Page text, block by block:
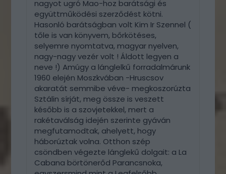
nagyot ugró Mao-hoz barátsági és
együttműködési szerződést kötni.
Hasonló barátságban volt Kim Ir Szennel (
tőle is van könyvem, bőrkötéses,
selyemre nyomtatva, magyar nyelven,
nagy-nagy vezér volt ! Áldott legyen a
neve !) Amúgy a lánglelkű forradalmárunk
1960 elején Moszkvában -Hruscsov
akaratát semmibe véve- megkoszorúzta
Sztálin sírját, meg össze is veszett
később is a szovjetekkel, mert a
rakétaválság idején szerinte gyáván
megfutamodtak, ahelyett, hogy
háborúztak volna. Otthon szép
csöndben végezte lánglekű dolgait: a La
Cabana börtönerőd Parancsnoka,